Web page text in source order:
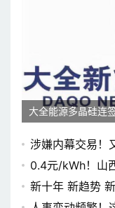
大全能源多晶硅连
涉嫌内幕交易！
0.4元/kWh！山
新十年 新趋势
坛即将开幕